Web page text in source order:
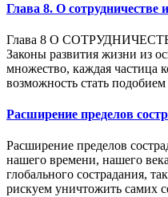
Глава 8. О сотрудничестве
Глава 8 О
Законы развития жизни из
множество, каждая частица
возможность стать
Расширение пределов
Расширение пределов
нашего времени, нашего
глобального сострадания,
рискуем уничтожить самих